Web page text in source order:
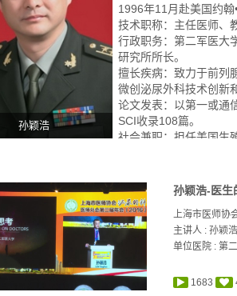
孙颖浩
1996年11月赴美国约翰
技术职称：主任医师、
行政职务：第二军医大
研究所所长。
擅长疾病：致力于前列
微创泌尿外科技术创新
论文发表：以第一或通
SCI收录108篇。
社会兼职：担任美国生
泌尿外科专业委员会主
外科医师分会会长、上
市科学技术协会副主席
荣誉成就：获得“何梁何
进工作者”、“上海市科
英”、“上海市卫生系统
者”、“教育部跨世纪人
孙颖浩-医生
上海市医师协
主讲人 : 孙颖浩
单位医院 : 第
1683